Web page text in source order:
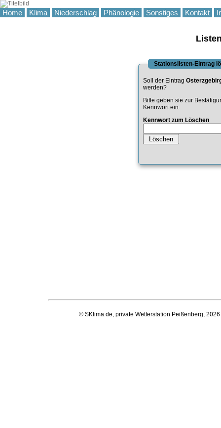
Home Klima Niederschlag Phänologie Sonstiges Kontakt
Stationslisten-Eintrag
Soll der Eintrag
werden?
Bitte geben sie zur
Kennwort ein.
Kennwort zum Löschen
© SKlima.de, private Wetterstation Peißenberg,